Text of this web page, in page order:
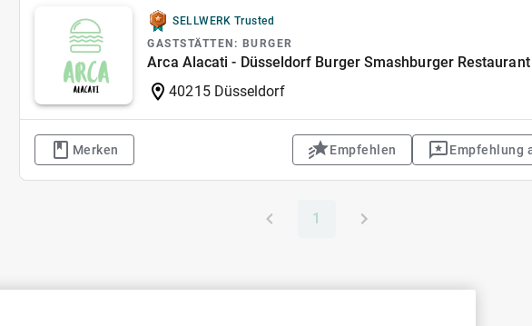
SELLWERK Trusted
GASTSTÄTTEN: BURGER
Arca Alacati - Düsseldorf Burger Smashburger Restaurant
40215 Düsseldorf
Merken Empfehlen Empfehlung
1